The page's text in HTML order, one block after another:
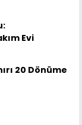
Evi
20 Dönüme